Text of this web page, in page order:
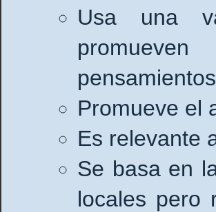
Usa una
Promueve el
Es relevante
Se basa en
locales pero